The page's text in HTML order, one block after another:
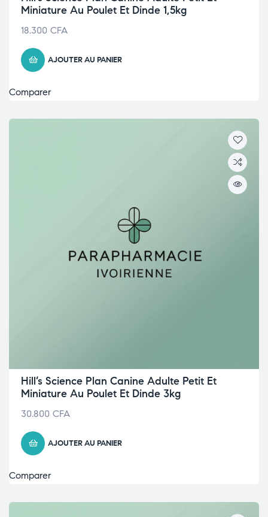
Miniature Au Poulet Et Dinde 1,5kg
18.300 CFA
AJOUTER AU PANIER
Comparer
Hill’s Science Plan Canine Adulte Petit Et
Miniature Au Poulet Et Dinde 3kg
30.800 CFA
AJOUTER AU PANIER
Comparer